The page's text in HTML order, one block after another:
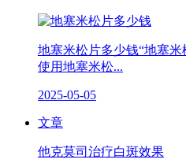
地塞米松片多少钱“地塞
使用地塞米松...
2025-05-05
文章
他克莫司治疗白斑效果